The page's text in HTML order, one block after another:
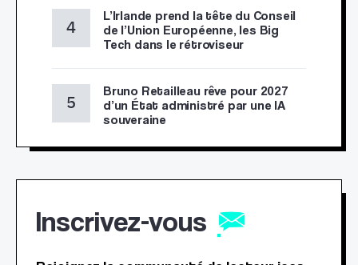
L’Irlande prend la tête du Conseil
de l’Union Européenne, les Big
Tech dans le rétroviseur
Bruno Retailleau rêve pour 2027
d’un État administré par une IA
souveraine
Inscrivez-vous